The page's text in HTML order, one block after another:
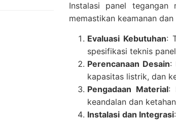
Instalasi panel
memastikan keamanan
Evaluasi Kebutuhan:
spesifikasi teknis
Perencanaan Desain:
kapasitas listrik, dan
Pengadaan Material:
keandalan dan
Instalasi dan Integrasi